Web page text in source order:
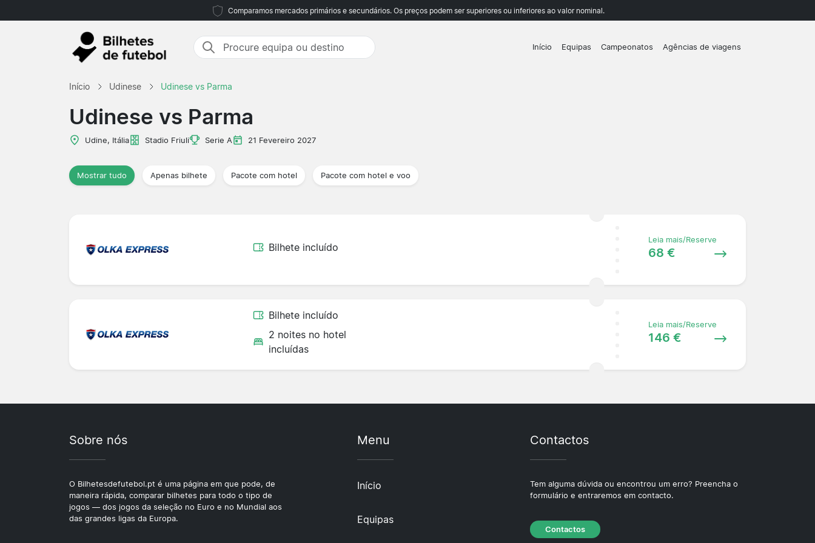
Comparamos mercados primários e secundários. Os preços podem ser superiores ou inferiores ao valor nominal.
Início Equipas Campeonatos Agências de viagens
Início Udinese Udinese vs Parma
Udinese vs Parma
Udine, Itália Stadio Friuli Serie A 21 Fevereiro 2027
Mostrar tudo Apenas bilhete Pacote com hotel Pacote com hotel e voo
Bilhete incluído
Leia mais/Reserve
68 €
Bilhete incluído
2 noites no hotel
incluídas
Leia mais/Reserve
146 €
Sobre nós
O Bilhetesdefutebol.pt é uma página em que pode, de
maneira rápida, comparar bilhetes para todo o tipo de
jogos — dos jogos da seleção no Euro e no Mundial aos
das grandes ligas da Europa.
Menu
Início
Equipas
Contactos
Tem alguma dúvida ou encontrou um erro? Preencha o
formulário e entraremos em contacto.
Contactos